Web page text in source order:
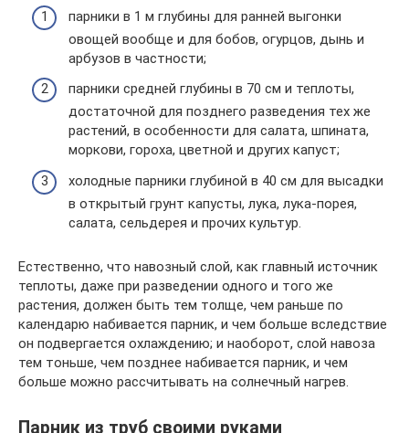
парники в 1 м глубины для ранней выгонки
овощей вообще и для бобов, огурцов, дынь и
арбузов в частности;
парники средней глубины в 70 см и теплоты,
достаточной для позднего разведения тех же
растений, в особенности для салата, шпината,
моркови, гороха, цветной и других капуст;
холодные парники глубиной в 40 см для высадки
в открытый грунт капусты, лука, лука-порея,
салата, сельдерея и прочих культур.
Естественно, что навозный слой, как главный источник
теплоты, даже при разведении одного и того же
растения, должен быть тем толще, чем раньше по
календарю набивается парник, и чем больше вследствие
он подвергается охлаждению; и наоборот, слой навоза
тем тоньше, чем позднее набивается парник, и чем
больше можно рассчитывать на солнечный нагрев.
Парник из труб своими руками